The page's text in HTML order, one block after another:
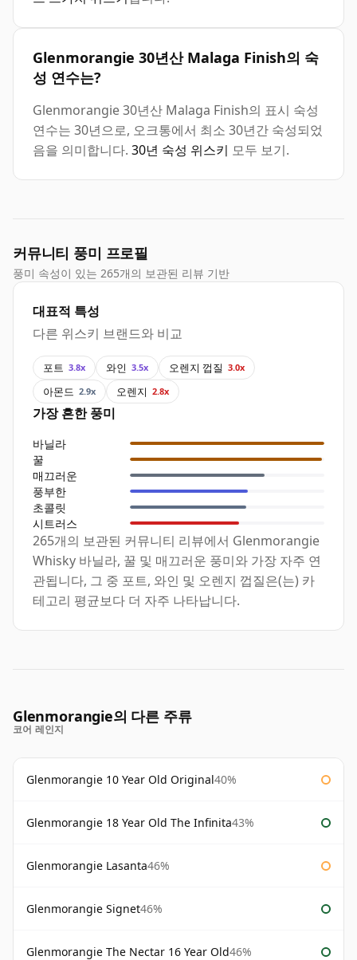
Glenmorangie 30년산 Malaga Finish의 숙
성 연수는?
Glenmorangie 30년산 Malaga Finish의 표시 숙성
연수는 30년으로, 오크통에서 최소 30년간 숙성되었
음을 의미합니다. 30년 숙성 위스키 모두 보기.
커뮤니티 풍미 프로필
풍미 속성이 있는 265개의 보관된 리뷰 기반
대표적 특성
다른 위스키 브랜드와 비교
포트 3.8x 와인 3.5x 오렌지 껍질 3.0x
아몬드 2.9x 오렌지 2.8x
가장 흔한 풍미
바닐라
꿀
매끄러운
풍부한
초콜릿
시트러스
265개의 보관된 커뮤니티 리뷰에서 Glenmorangie
Whisky 바닐라, 꿀 및 매끄러운 풍미와 가장 자주 연
관됩니다, 그 중 포트, 와인 및 오렌지 껍질은(는) 카
테고리 평균보다 더 자주 나타납니다.
Glenmorangie의 다른 주류
코어 레인지
Glenmorangie 10 Year Old Original40%
Glenmorangie 18 Year Old The Infinita43%
Glenmorangie Lasanta46%
Glenmorangie Signet46%
Glenmorangie The Nectar 16 Year Old46%